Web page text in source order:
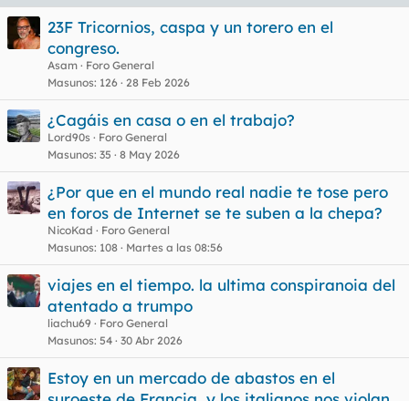
23F Tricornios, caspa y un torero en el
congreso.
Asam
Foro General
Masunos 126 28 Feb 2026
¿Cagáis en casa o en el trabajo?
Lord90s
Foro General
Masunos 35 8 May 2026
¿Por que en el mundo real nadie te tose pero
en foros de Internet se te suben a la chepa?
NicoKad
Foro General
Masunos 108 Martes a las 08:56
viajes en el tiempo. la ultima conspiranoia del
atentado a trumpo
liachu69
Foro General
Masunos 54 30 Abr 2026
Estoy en un mercado de abastos en el